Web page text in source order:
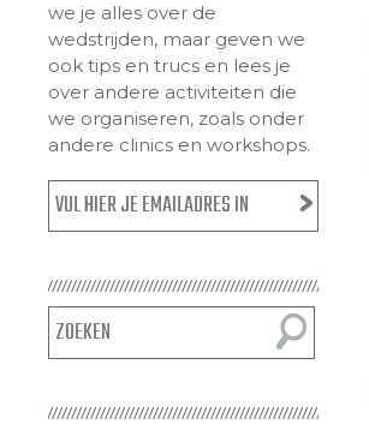
we je alles over de
wedstrijden, maar geven we
ook tips en trucs en lees je
over andere activiteiten die
we organiseren, zoals onder
andere clinics en workshops.